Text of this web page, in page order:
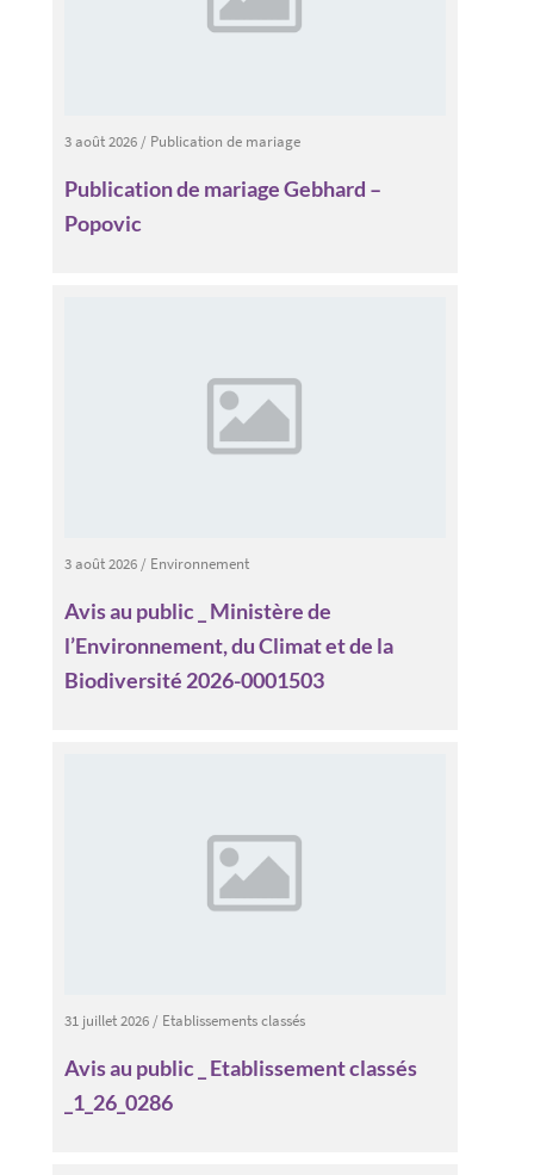
3 août 2026/ Publication de mariage
Publication de mariage Gebhard –
Popovic
3 août 2026/ Environnement
Avis au public _ Ministère de
l’Environnement, du Climat et de la
Biodiversité 2026-0001503
31 juillet 2026/ Etablissements classés
Avis au public _ Etablissement classés
_1_26_0286